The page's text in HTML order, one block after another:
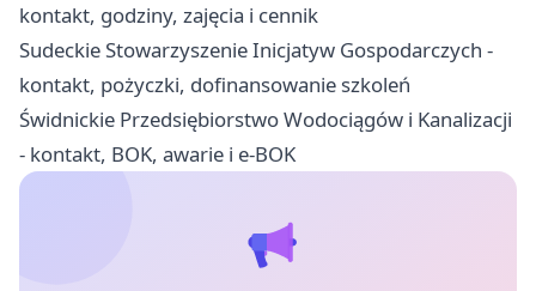
kontakt, godziny, zajęcia i cennik
Sudeckie Stowarzyszenie Inicjatyw Gospodarczych -
kontakt, pożyczki, dofinansowanie szkoleń
Świdnickie Przedsiębiorstwo Wodociągów i Kanalizacji
- kontakt, BOK, awarie i e-BOK